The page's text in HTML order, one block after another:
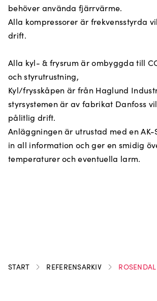
behöver använda fjärrvärme.
Alla kompressorer är frekvensstyrda
drift.
Alla kyl- & frysrum är ombyggda till
och styrutrustning,
Kyl/frysskåpen är från Haglund
styrsystemen är av fabrikat Danfoss
pålitlig drift.
Anläggningen är utrustad med en AK-
in all information och ger en smidig
temperaturer och eventuella larm.
START REFERENSARKIV